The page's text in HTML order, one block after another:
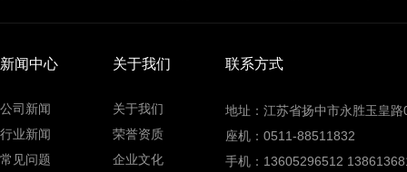
新闻中心
公司新闻
行业新闻
常见问题
关于我们
关于我们
荣誉资质
企业文化
联系方式
地址：江苏省扬中市永胜玉皇路
座机：0511-88511832
手机：13605296512